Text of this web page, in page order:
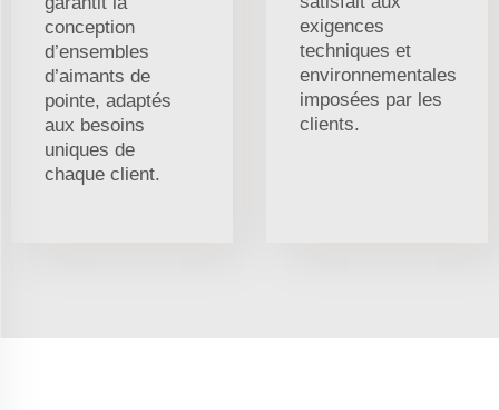
conception
d’ensembles
d’aimants de
pointe, adaptés
aux besoins
uniques de
chaque client.
exigences
techniques et
environnementales
imposées par les
clients.